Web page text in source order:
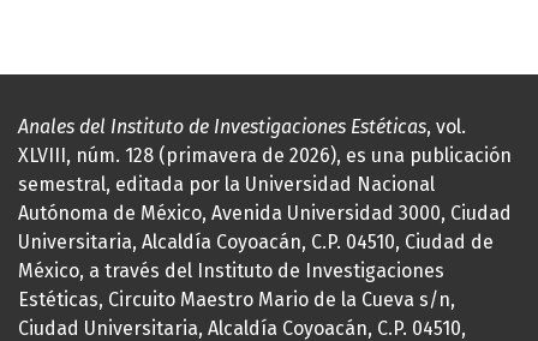
Anales del Instituto de Investigaciones Estéticas, vol.
XLVIII, núm. 128 (primavera de 2026), es una publicación
semestral, editada por la Universidad Nacional
Autónoma de México, Avenida Universidad 3000, Ciudad
Universitaria, Alcaldía Coyoacán, C.P. 04510, Ciudad de
México, a través del Instituto de Investigaciones
Estéticas, Circuito Maestro Mario de la Cueva s/n,
Ciudad Universitaria, Alcaldía Coyoacán, C.P. 04510,